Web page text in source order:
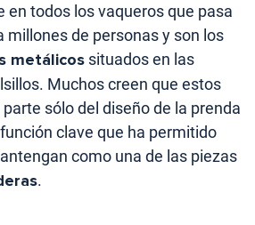
en todos los vaqueros que pasa
millones de personas y son los
metálicos situados en las
Muchos creen que estos
sólo del diseño de la prenda
clave que ha permitido
como una de las piezas
.